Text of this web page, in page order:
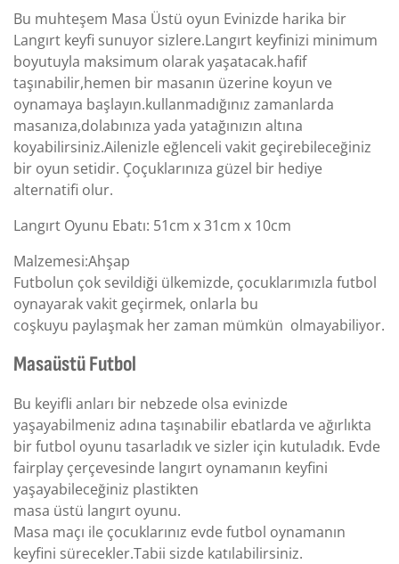
Bu muhteşem Masa Üstü oyun Evinizde harika bir
Langırt keyfi sunuyor sizlere.Langırt keyfinizi minimum
boyutuyla maksimum olarak yaşatacak.hafif
taşınabilir,hemen bir masanın üzerine koyun ve
oynamaya başlayın.kullanmadığınız zamanlarda
masanıza,dolabınıza yada yatağınızın altına
koyabilirsiniz.Ailenizle eğlenceli vakit geçirebileceğiniz
bir oyun setidir. Çoçuklarınıza güzel bir hediye
alternatifi olur.
Langırt Oyunu Ebatı: 51cm x 31cm x 10cm
Malzemesi:Ahşap
Futbolun çok sevildiği ülkemizde, çocuklarımızla futbol
oynayarak vakit geçirmek, onlarla bu
coşkuyu paylaşmak her zaman mümkün olmayabiliyor.
Masaüstü Futbol
Bu keyifli anları bir nebzede olsa evinizde
yaşayabilmeniz adına taşınabilir ebatlarda ve ağırlıkta
bir futbol oyunu tasarladık ve sizler için kutuladık. Evde
fairplay çerçevesinde langırt oynamanın keyfini
yaşayabileceğiniz plastikten
masa üstü langırt oyunu.
Masa maçı ile çocuklarınız evde futbol oynamanın
keyfini sürecekler.Tabii sizde katılabilirsiniz.